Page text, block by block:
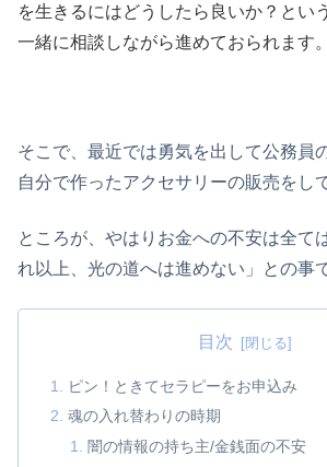
を生きるにはどうしたら良いか？とい
一緒に相談しながら進めておられます。
そこで、最近では勇気を出して公務員
自分で作ったアクセサリーの販売をし
ところが、やはりお金への不安は全て
れ以上、光の道へは進めない」との事
目次
ピン！ときてセラピーをお申込み
魂の入れ替わりの時期
闇の情報の持ち主/金銭面の不安